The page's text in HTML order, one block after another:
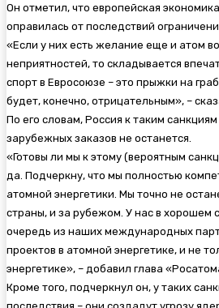
Он отметил, что европейская
оправилась от последствий
«Если у них есть желание еще и атом
неприятностей, то складывается
спорт в Евросоюзе – это прыжки на
будет, конечно, отрицательным», –
По его словам, Россия к таким
зарубежных заказов не останется.
«Готовы ли мы к этому (вероятным
да. Подчеркну, что мы полностью
атомной энергетики. Мы точно не
страны, и за рубежом. У нас в хорошем
очередь из наших международных
проектов в атомной энергетике, и не
энергетике», – добавил глава
Кроме того, подчеркнул он, у таких